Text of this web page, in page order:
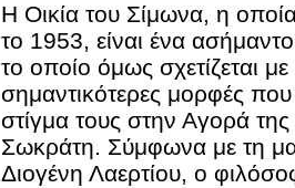
Η Oικία του Σίμωνα, η
το 1953, είναι ένα
το οποίο όμως σχετίζεται με
σημαντικότερες μορφές
στίγμα τους στην Αγορά
Σωκράτη. Σύμφωνα με τη
Διογένη Λαερτίου, ο